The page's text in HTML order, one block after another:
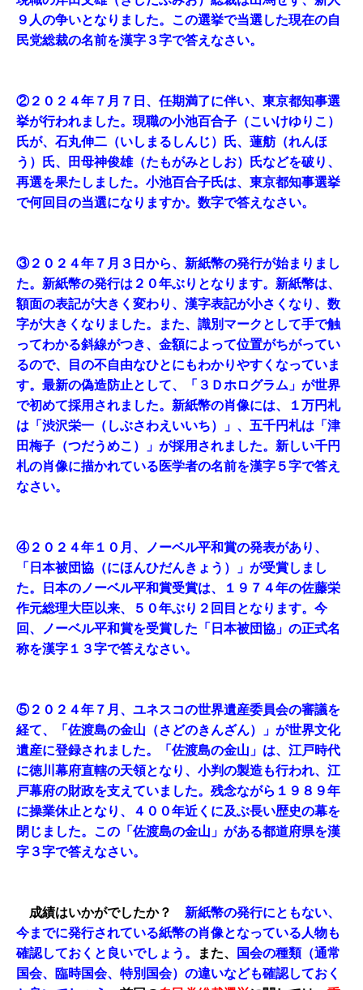
９人の争いとなりました。この選挙で当選した現在の自
民党総裁の名前を漢字３字で答えなさい。
②２０２４年７月７日、任期満了に伴い、東京都知事選
挙が行われました。現職の小池百合子（こいけゆりこ）
氏が、石丸伸二（いしまるしんじ）氏、蓮舫（れんほ
う）氏、田母神俊雄（たもがみとしお）氏などを破り、
再選を果たしました。小池百合子氏は、東京都知事選挙
で何回目の当選になりますか。数字で答えなさい。
③２０２４年７月３日から、新紙幣の発行が始まりまし
た。新紙幣の発行は２０年ぶりとなります。新紙幣は、
額面の表記が大きく変わり、漢字表記が小さくなり、数
字が大きくなりました。また、識別マークとして手で触
ってわかる斜線がつき、金額によって位置がちがってい
るので、目の不自由なひとにもわかりやすくなっていま
す。最新の偽造防止として、「３Ｄホログラム」が世界
で初めて採用されました。新紙幣の肖像には、１万円札
は「渋沢栄一（しぶさわえいいち）」、五千円札は「津
田梅子（つだうめこ）」が採用されました。新しい千円
札の肖像に描かれている医学者の名前を漢字５字で答え
なさい。
④２０２４年１０月、ノーベル平和賞の発表があり、
「日本被団協（にほんひだんきょう）」が受賞しまし
た。日本のノーベル平和賞受賞は、１９７４年の佐藤栄
作元総理大臣以来、５０年ぶり２回目となります。今
回、ノーベル平和賞を受賞した「日本被団協」の正式名
称を漢字１３字で答えなさい。
⑤２０２４年７月、ユネスコの世界遺産委員会の審議を
経て、「佐渡島の金山（さどのきんざん）」が世界文化
遺産に登録されました。「佐渡島の金山」は、江戸時代
に徳川幕府直轄の天領となり、小判の製造も行われ、江
戸幕府の財政を支えていました。残念ながら１９８９年
に操業休止となり、４００年近くに及ぶ長い歴史の幕を
閉じました。この「佐渡島の金山」がある都道府県を漢
字３字で答えなさい。
成績はいかがでしたか？ 新紙幣の発行にともない、
今までに発行されている紙幣の肖像となっている人物も
確認しておくと良いでしょう。
また、
国会の種類（通常
国会、臨時国会、特別国会）の違いなども確認しておく